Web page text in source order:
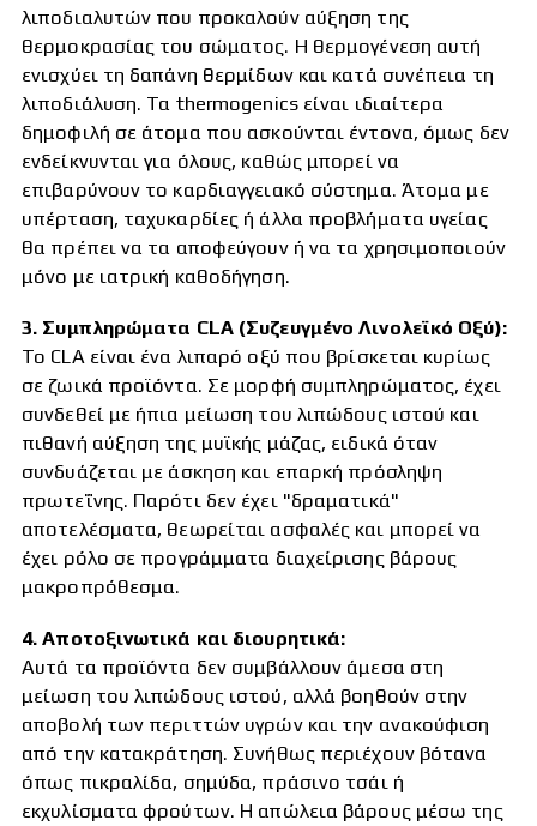
λιποδιαλυτών που προκαλούν αύξηση της
θερμοκρασίας του σώματος. Η θερμογένεση αυτή
ενισχύει τη δαπάνη θερμίδων και κατά συνέπεια τη
λιποδιάλυση. Τα thermogenics είναι ιδιαίτερα
δημοφιλή σε άτομα που ασκούνται έντονα, όμως δεν
ενδείκνυνται για όλους, καθώς μπορεί να
επιβαρύνουν το καρδιαγγειακό σύστημα. Άτομα με
υπέρταση, ταχυκαρδίες ή άλλα προβλήματα υγείας
θα πρέπει να τα αποφεύγουν ή να τα χρησιμοποιούν
μόνο με ιατρική καθοδήγηση.
3. Συμπληρώματα CLA (Συζευγμένο Λινολεϊκό Οξύ):
Το CLA είναι ένα λιπαρό οξύ που βρίσκεται κυρίως
σε ζωικά προϊόντα. Σε μορφή συμπληρώματος, έχει
συνδεθεί με ήπια μείωση του λιπώδους ιστού και
πιθανή αύξηση της μυϊκής μάζας, ειδικά όταν
συνδυάζεται με άσκηση και επαρκή πρόσληψη
πρωτεΐνης. Παρότι δεν έχει "δραματικά"
αποτελέσματα, θεωρείται ασφαλές και μπορεί να
έχει ρόλο σε προγράμματα διαχείρισης βάρους
μακροπρόθεσμα.
4. Αποτοξινωτικά και διουρητικά:
Αυτά τα προϊόντα δεν συμβάλλουν άμεσα στη
μείωση του λιπώδους ιστού, αλλά βοηθούν στην
αποβολή των περιττών υγρών και την ανακούφιση
από την κατακράτηση. Συνήθως περιέχουν βότανα
όπως πικραλίδα, σημύδα, πράσινο τσάι ή
εκχυλίσματα φρούτων. Η απώλεια βάρους μέσω της